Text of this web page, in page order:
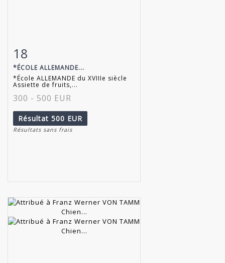
Fiche détaillée
18
*ÉCOLE ALLEMANDE...
*École ALLEMANDE du XVIIIe siècle
Assiette de fruits,...
300 - 500 EUR
Résultat 500 EUR
Résultats sans frais